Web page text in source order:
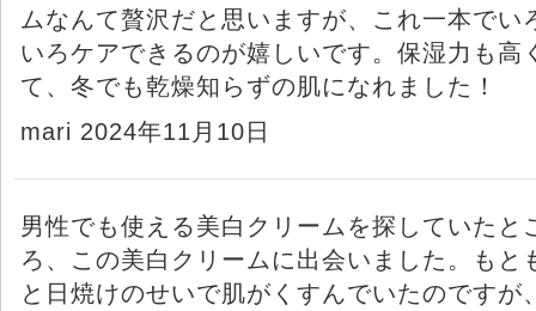
ムなんて贅沢だと思いますが、これ一本でい
いろケアできるのが嬉しいです。保湿力も高
て、冬でも乾燥知らずの肌になれました！
mari 2024年11月10日
男性でも使える美白クリームを探していたと
ろ、この美白クリームに出会いました。もと
と日焼けのせいで肌がくすんでいたのですが